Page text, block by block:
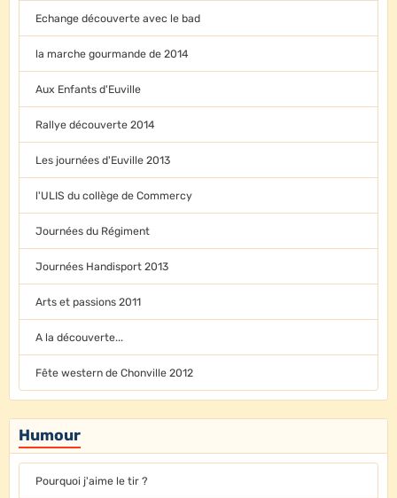
Echange découverte avec le bad
la marche gourmande de 2014
Aux Enfants d'Euville
Rallye découverte 2014
Les journées d'Euville 2013
l'ULIS du collège de Commercy
Journées du Régiment
Journées Handisport 2013
Arts et passions 2011
A la découverte...
Fête western de Chonville 2012
Humour
Pourquoi j'aime le tir ?